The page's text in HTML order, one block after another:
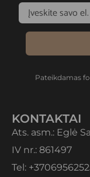
Pateikdamas
KONTAKTAI
Ats. asm.: Eglė
IV nr.: 861497
Tel: